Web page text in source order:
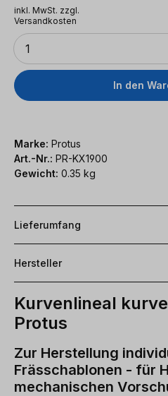
inkl. MwSt. zzgl.
Versandkosten
Anzahl
1
In den
Marke: Protus
Art.-Nr.: PR-KX1900
Gewicht: 0.35 kg
Lieferumfang
Hersteller
Kurvenlineal
Protus
Zur Herstellung
Frässchablonen - für
mechanischen